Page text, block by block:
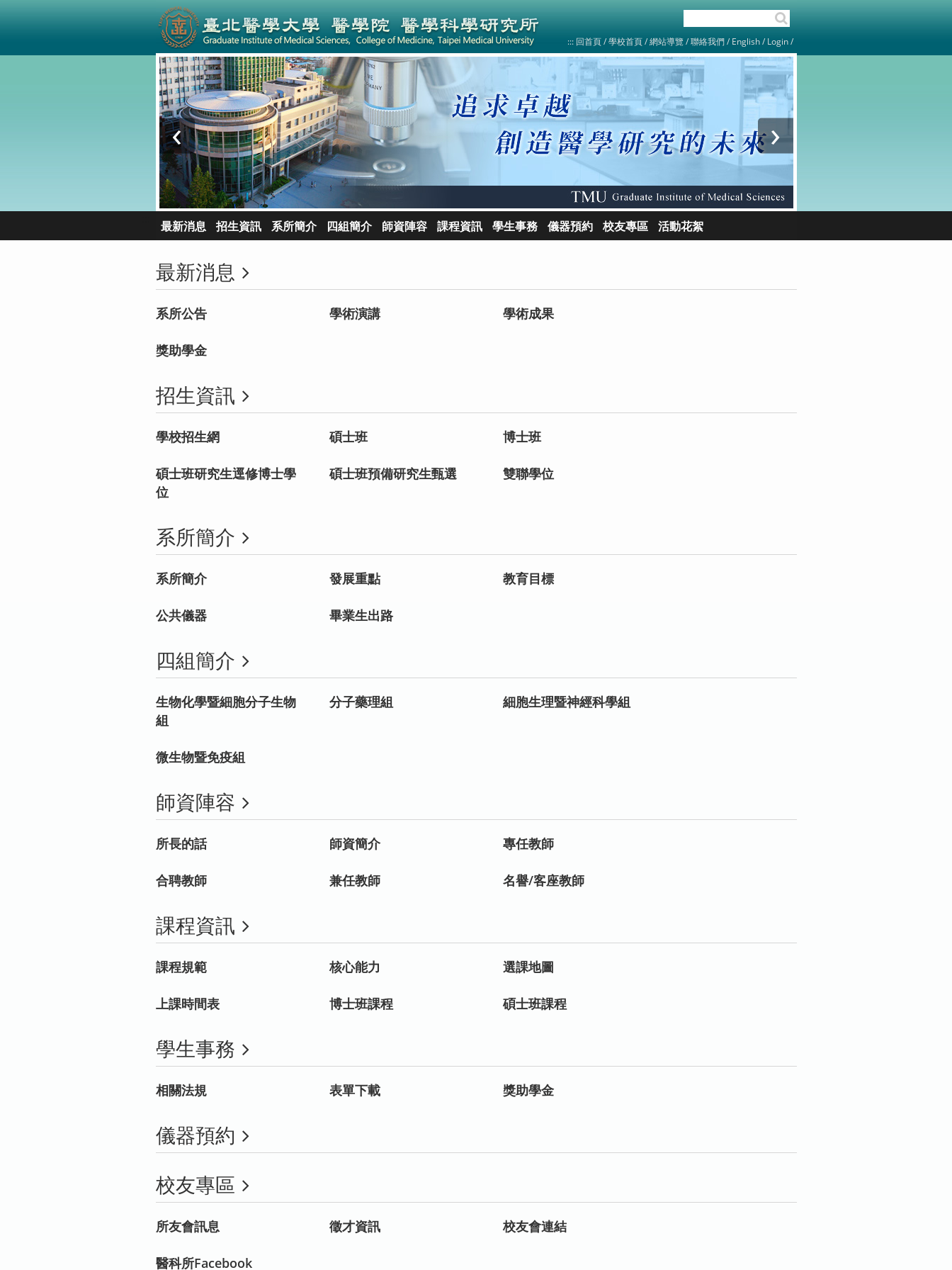
::: 回首頁 / 學校首頁/ 網站導覽 / 聯絡我們 / English / Login /
‹ ›
最新消息
系所公告 學術演講 學術成果
獎助學金
招生資訊
學校招生網 碩士班 博士班
碩士班研究生逕修博士學
位
碩士班預備研究生甄選 雙聯學位
系所簡介
系所簡介 發展重點 教育目標
公共儀器 畢業生出路
四組簡介
生物化學暨細胞分子生物
組
分子藥理組 細胞生理暨神經科學組
微生物暨免疫組
師資陣容
所長的話 師資簡介 專任教師
合聘教師 兼任教師 名譽/客座教師
課程資訊
課程規範 核心能力 選課地圖
上課時間表 博士班課程 碩士班課程
學生事務
相關法規 表單下載 獎助學金
儀器預約
校友專區
所友會訊息 徵才資訊 校友會連結
醫科所Facebook
最新消息 招生資訊 系所簡介 四組簡介 師資陣容 課程資訊 學生事務 儀器預約 校友專區 活動花絮